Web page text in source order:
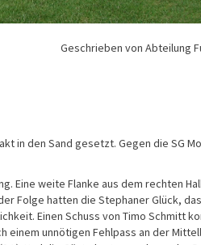
Geschrieben von Abteilung
in den Sand gesetzt. Gegen die SG
Eine weite Flanke aus dem rechten
Folge hatten die Stephaner Glück,
Einen Schuss von Timo Schmitt
einem unnötigen Fehlpass an der